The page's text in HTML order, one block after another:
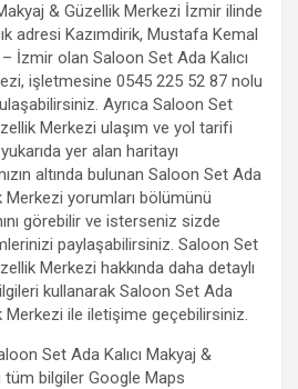
& Güzellik Merkezi İzmir ilinde
adresi Kazımdirik, Mustafa Kemal
İzmir olan Saloon Set Ada Kalıcı
işletmesine 0545 225 52 87 nolu
Ayrıca Saloon Set
Merkezi ulaşım ve yol tarifi
yer alan haritayı
altında bulunan Saloon Set Ada
Merkezi yorumları bölümünü
görebilir ve isterseniz sizde
paylaşabilirsiniz. Saloon Set
Merkezi hakkında daha detaylı
kullanarak Saloon Set Ada
Merkezi ile iletişime geçebilirsiniz.
Set Ada Kalıcı Makyaj &
tüm bilgiler Google Maps